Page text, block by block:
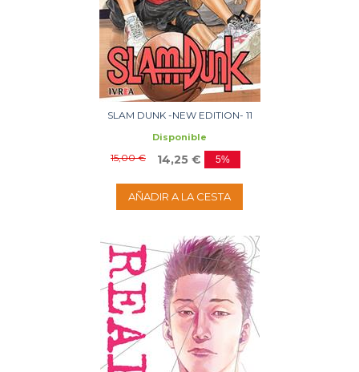
SLAM DUNK -NEW EDITION- 11
Disponible
15,00 € 14,25 € 5%
AÑADIR A LA CESTA